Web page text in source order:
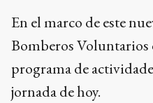
En el marco de este
Bomberos Voluntarios
programa de
jornada de hoy.